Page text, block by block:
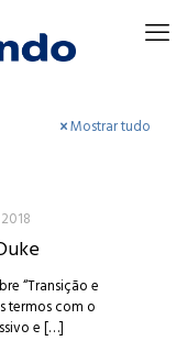
Mostrar tudo
“Transição e
termos com o
e[…]